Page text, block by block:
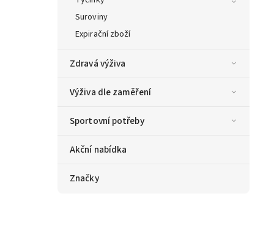
Suroviny
Expirační zboží
Zdravá výživa
Výživa dle zaměření
Sportovní potřeby
Akční nabídka
Značky